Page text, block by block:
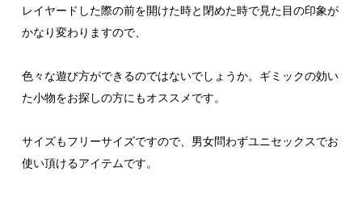
レイヤードした際の前を開けた時と閉めた時で見た目の印象が
かなり変わりますので、
色々な遊び方ができるのではないでしょうか。ギミックの効い
た小物をお探しの方にもオススメです。
サイズもフリーサイズですので、男女問わずユニセックスでお
使い頂けるアイテムです。